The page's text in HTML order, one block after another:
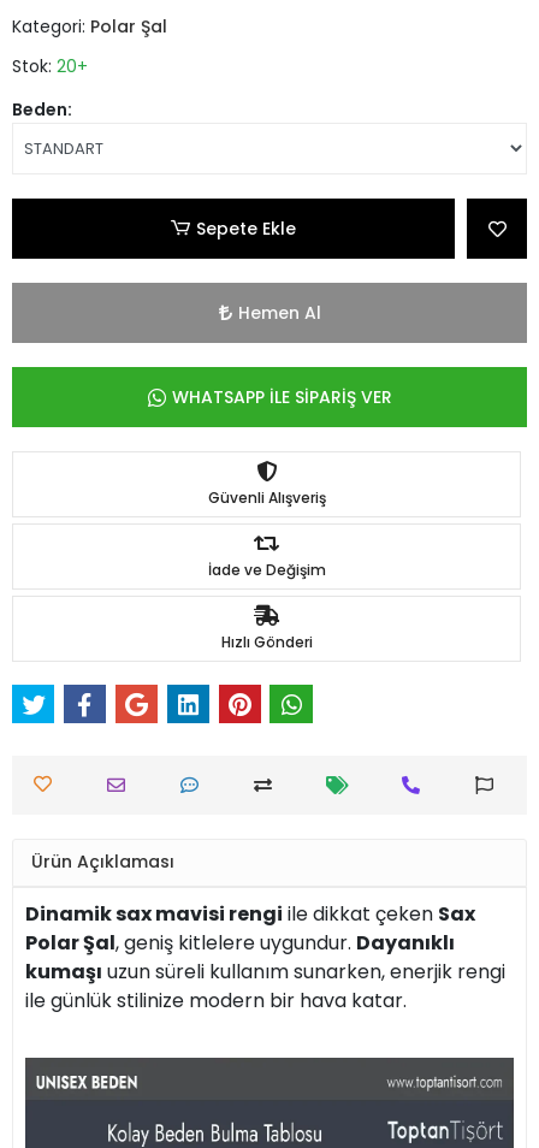
Kategori: Polar Şal
Stok: 20+
Beden:
Sepete Ekle
Hemen Al
WHATSAPP İLE SİPARİŞ VER
Güvenli Alışveriş
İade ve Değişim
Hızlı Gönderi
Ürün Açıklaması
Dinamik sax mavisi rengi ile dikkat çeken Sax
Polar Şal, geniş kitlelere uygundur. Dayanıklı
kumaşı uzun süreli kullanım sunarken, enerjik rengi
ile günlük stilinize modern bir hava katar.